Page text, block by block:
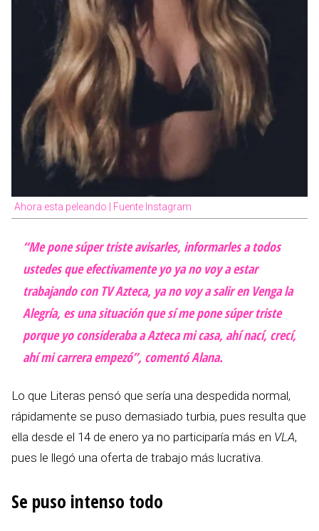
Ahora esta peleando | Fuente Instagram
“Me pone súper triste avisarles, informarles a todos
ustedes que efectivamente yo ya no voy a estar
trabajando con TV Azteca, ya no voy a salir en Venga la
Alegría, es una situación que sí me pone súper triste
porque yo consideraba a Azteca mi casa, ahí nací, crecí,
ahí mi carrera empezó”, comentó Alana.
Lo que Literas pensó que sería una despedida normal,
rápidamente se puso demasiado turbia, pues resulta que
ella desde el 14 de enero ya no participaría más en VLA,
pues le llegó una oferta de trabajo más lucrativa.
Se puso intenso todo